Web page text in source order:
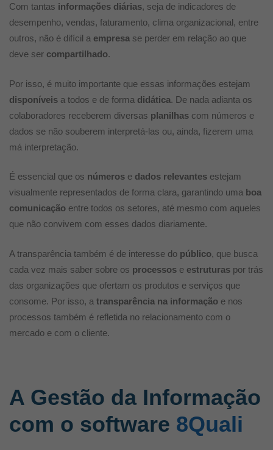
Com tantas informações diárias, seja de indicadores de
desempenho, vendas, faturamento, clima organizacional, entre
outros, não é difícil a empresa se perder em relação ao que
deve ser compartilhado.
Por isso, é muito importante que essas informações estejam
disponíveis a todos e de forma didática. De nada adianta os
colaboradores receberem diversas planilhas com números e
dados se não souberem interpretá-las ou, ainda, fizerem uma
má interpretação.
É essencial que os números e dados relevantes estejam
visualmente representados de forma clara, garantindo uma boa
comunicação entre todos os setores, até mesmo com aqueles
que não convivem com esses dados diariamente.
A transparência também é de interesse do público, que busca
cada vez mais saber sobre os processos e estruturas por trás
das organizações que ofertam os produtos e serviços que
consome. Por isso, a transparência na informação e nos
processos também é refletida no relacionamento com o
mercado e com o cliente.
A Gestão da Informação
com o software 8Quali